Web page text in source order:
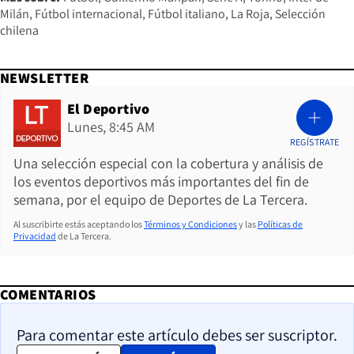
Milán Fútbol internacional Fútbol italiano La Roja Selección
chilena
NEWSLETTER
El Deportivo
Lunes, 8:45 AM
Una selección especial con la cobertura y análisis de
los eventos deportivos más importantes del fin de
semana, por el equipo de Deportes de La Tercera.
REGÍSTRATE
Al suscribirte estás aceptando losTérminos y Condicionesy las Políticas de
Privacidad de La Tercera.
COMENTARIOS
Para comentar este artículo debes ser suscriptor.